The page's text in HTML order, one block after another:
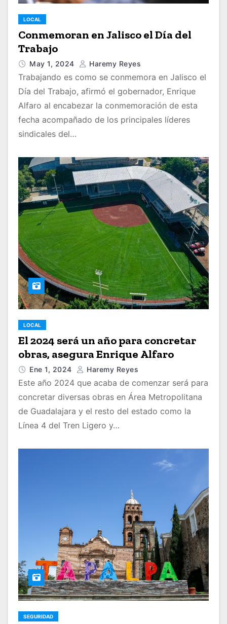
LOCAL
Conmemoran en Jalisco el Día del
Trabajo
May 1, 2024 Haremy Reyes
Trabajando es como se conmemora en Jalisco el
Día del Trabajo, afirmó el gobernador, Enrique
Alfaro al encabezar la conmemoración de esta
fecha acompañado de los principales líderes
sindicales del…
LOCAL
El 2024 será un año para concretar
obras, asegura Enrique Alfaro
Ene 1, 2024 Haremy Reyes
Este año 2024 que acaba de comenzar será para
concretar diversas obras en Área Metropolitana
de Guadalajara y el resto del estado como la
Línea 4 del Tren Ligero y…
SEGURIDAD